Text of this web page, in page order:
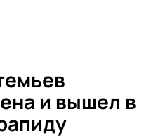
и вышел в